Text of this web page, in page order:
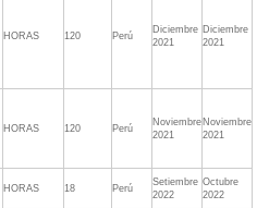
HORAS 120 Perú
Diciembre
2021
Diciembre
2021
HORAS 120 Perú
Noviembre
2021
Noviembre
2021
HORAS 18 Perú
Setiembre
2022
Octubre
2022